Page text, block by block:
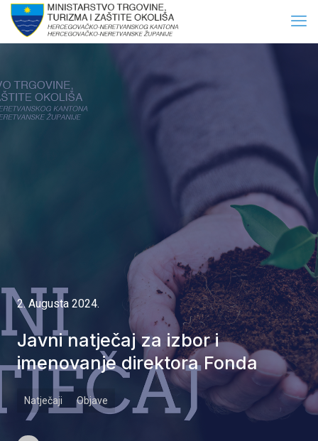
2. Augusta 2024.
Javni natječaj za izbor i
imenovanje direktora Fonda
Natječaji Objave